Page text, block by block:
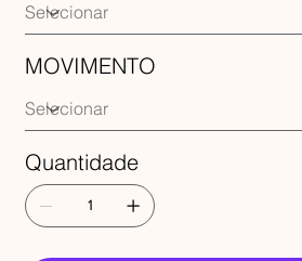
MOVIMENTO
Quantidade